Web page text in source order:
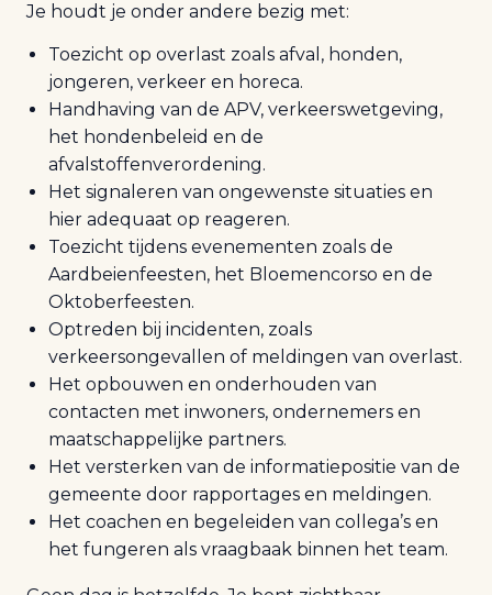
Je houdt je onder andere bezig met:
Toezicht op overlast zoals afval, honden,
jongeren, verkeer en horeca.
Handhaving van de APV, verkeerswetgeving,
het hondenbeleid en de
afvalstoffenverordening.
Het signaleren van ongewenste situaties en
hier adequaat op reageren.
Toezicht tijdens evenementen zoals de
Aardbeienfeesten, het Bloemencorso en de
Oktoberfeesten.
Optreden bij incidenten, zoals
verkeersongevallen of meldingen van overlast.
Het opbouwen en onderhouden van
contacten met inwoners, ondernemers en
maatschappelijke partners.
Het versterken van de informatiepositie van de
gemeente door rapportages en meldingen.
Het coachen en begeleiden van collega’s en
het fungeren als vraagbaak binnen het team.